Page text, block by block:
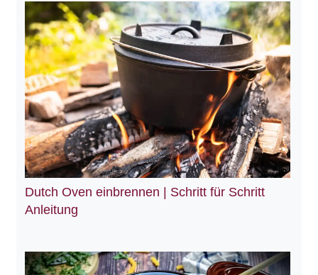
Dutch Oven einbrennen | Schritt für Schritt
Anleitung